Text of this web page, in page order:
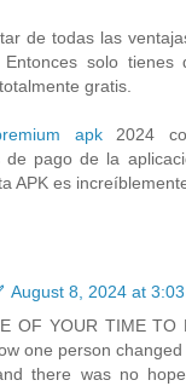
de todas las
Entonces solo
gratis.
apk2024
de pago de la
APK es
August 8, 2024 at 3:03
OF YOUR TIME TO
one person changed
there was no